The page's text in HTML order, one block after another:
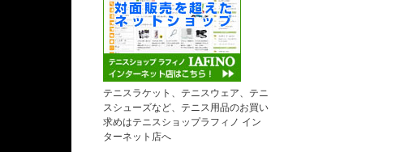
テニスラケット、テニスウェア、テニ
スシューズなど、テニス用品のお買い
求めはテニスショップラフィノ イン
ターネット店へ